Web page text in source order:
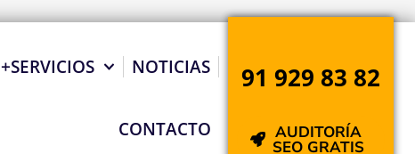
+SERVICIOS NOTICIAS
CONTACTO
91 929 83 82
AUDITORÍA
SEO GRATIS